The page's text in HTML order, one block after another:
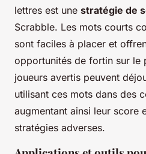
lettres est une stratégie de
Scrabble. Les mots courts
sont faciles à placer et
opportunités de fortin sur le
joueurs avertis peuvent
utilisant ces mots dans des
augmentant ainsi leur score
stratégies adverses.